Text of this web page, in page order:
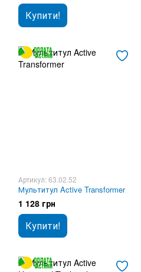
Купити!
Артикул: 63.02.52
Мультитул Active Transformer
1 128 грн
Купити!